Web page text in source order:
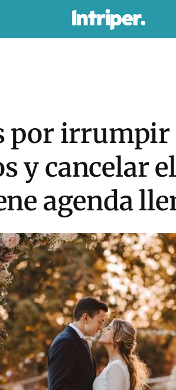
por
y cancelar
agenda